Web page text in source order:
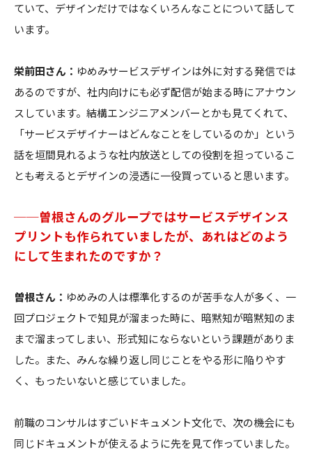
ていて、デザインだけではなくいろんなことについて話して
います。
栄前田さん： ゆめみサービスデザインは外に対する発信では
あるのですが、社内向けにも必ず配信が始まる時にアナウン
スしています。結構エンジニアメンバーとかも見てくれて、
「サービスデザイナーはどんなことをしているのか」という
話を垣間見れるような社内放送としての役割を担っているこ
とも考えるとデザインの浸透に一役買っていると思います。
──曽根さんのグループではサービスデザインス
プリントも作られていましたが、あれはどのよう
にして生まれたのですか？
曽根さん： ゆめみの人は標準化するのが苦手な人が多く、一
回プロジェクトで知見が溜まった時に、暗黙知が暗黙知のま
まで溜まってしまい、形式知にならないという課題がありま
した。また、みんな繰り返し同じことをやる形に陥りやす
く、もったいないと感じていました。
前職のコンサルはすごいドキュメント文化で、次の機会にも
同じドキュメントが使えるように先を見て作っていました。